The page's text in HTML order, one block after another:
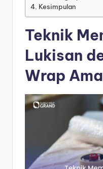
Kesimpulan
Teknik
Lukisan
Wrap